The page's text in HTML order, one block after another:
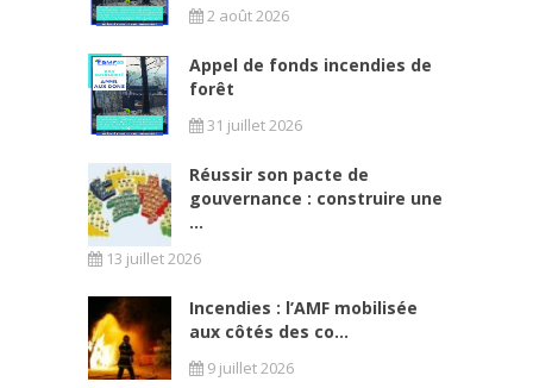
2 août 2026
Appel de fonds incendies de
forêt
31 juillet 2026
Réussir son pacte de
gouvernance : construire une
...
13 juillet 2026
Incendies : l’AMF mobilisée
aux côtés des co...
9 juillet 2026